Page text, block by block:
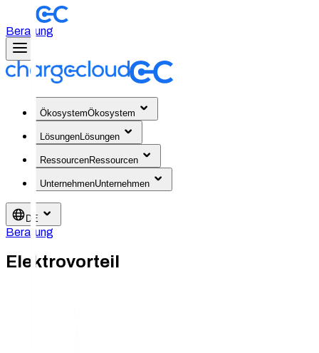
Beratung
ÖkosystemÖkosystem
LösungenLösungen
RessourcenRessourcen
UnternehmenUnternehmen
DE
Beratung
Elektrovorteil